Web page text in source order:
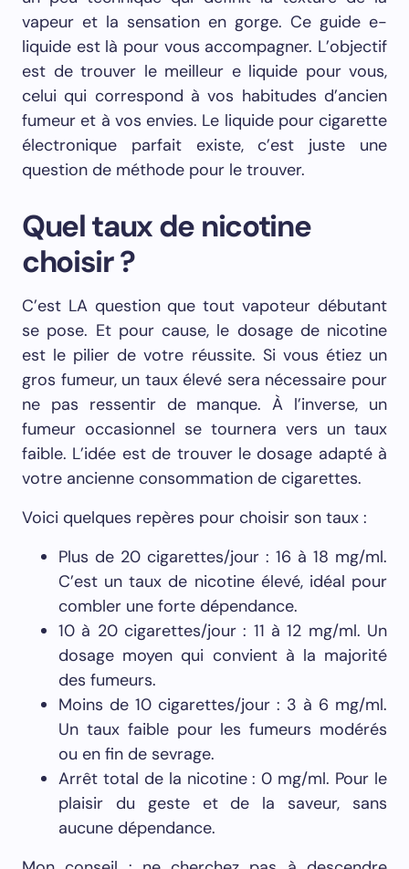
vapeur et la sensation en gorge. Ce guide e-
liquide est là pour vous accompagner. L’objectif
est de trouver le meilleur e liquide pour vous,
celui qui correspond à vos habitudes d’ancien
fumeur et à vos envies. Le liquide pour cigarette
électronique parfait existe, c’est juste une
question de méthode pour le trouver.
Quel taux de nicotine
choisir ?
C’est LA question que tout vapoteur débutant
se pose. Et pour cause, le dosage de nicotine
est le pilier de votre réussite. Si vous étiez un
gros fumeur, un taux élevé sera nécessaire pour
ne pas ressentir de manque. À l’inverse, un
fumeur occasionnel se tournera vers un taux
faible. L’idée est de trouver le dosage adapté à
votre ancienne consommation de cigarettes.
Voici quelques repères pour choisir son taux :
Plus de 20 cigarettes/jour : 16 à 18 mg/ml.
C’est un taux de nicotine élevé, idéal pour
combler une forte dépendance.
10 à 20 cigarettes/jour : 11 à 12 mg/ml. Un
dosage moyen qui convient à la majorité
des fumeurs.
Moins de 10 cigarettes/jour : 3 à 6 mg/ml.
Un taux faible pour les fumeurs modérés
ou en fin de sevrage.
Arrêt total de la nicotine : 0 mg/ml. Pour le
plaisir du geste et de la saveur, sans
aucune dépendance.